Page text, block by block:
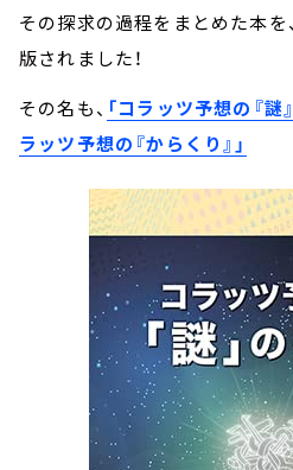
その探求の過程をまとめた本を
版されました！
その名も、 「コラッツ予想の『
ラッツ予想の『からくり』」